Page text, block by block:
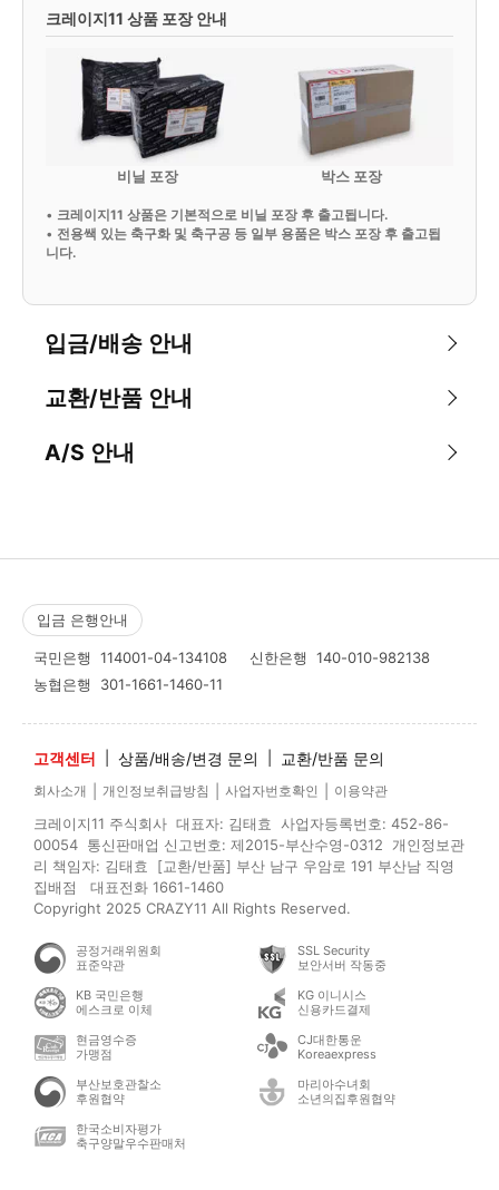
크레이지11 상품 포장 안내
비닐 포장 박스 포장
• 크레이지11 상품은 기본적으로 비닐 포장 후 출고됩니다.
• 전용쌕 있는 축구화 및 축구공 등 일부 용품은 박스 포장 후 출고됩
니다.
입금/배송 안내
교환/반품 안내
A/S 안내
입금 은행안내
국민은행 114001-04-134108 신한은행 140-010-982138
농협은행 301-1661-1460-11
고객센터 상품/배송/변경 문의 교환/반품 문의
회사소개 개인정보취급방침 사업자번호확인 이용약관
크레이지11 주식회사 대표자: 김태효 사업자등록번호: 452-86-
00054 통신판매업 신고번호: 제2015-부산수영-0312 개인정보관
리 책임자: 김태효 [교환/반품] 부산 남구 우암로 191 부산남 직영
집배점 대표전화 1661-1460
Copyright 2025 CRAZY11 All Rights Reserved.
공정거래위원회
표준약관
SSL Security
보안서버 작동중
KB 국민은행
에스크로 이체
KG 이니시스
신용카드결제
현금영수증
가맹점
CJ대한통운
Koreaexpress
부산보호관찰소
후원협약
마리아수녀회
소년의집후원협약
한국소비자평가
축구양말우수판매처